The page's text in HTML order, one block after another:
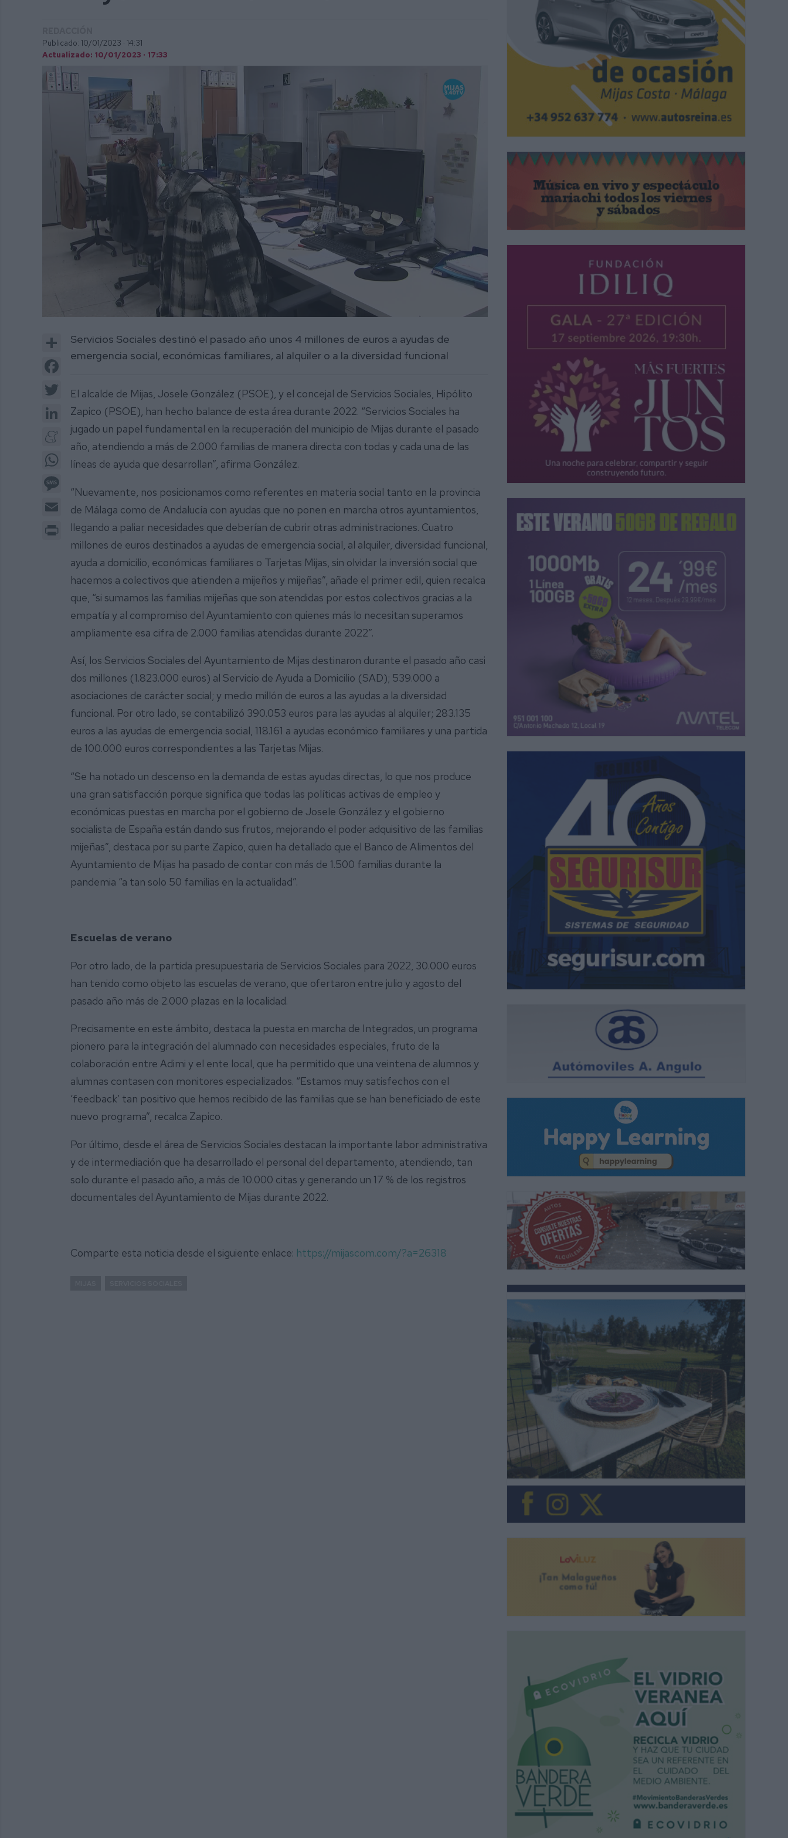
Publicado: 10/01/2023 · 14:31
Actualizado: 10/01/2023 · 17:33
3
minutes,
seconds
Share
Facebook
LinkedIn
Meneame
WhatsApp
Print
Servicios Sociales destinó el pasado año unos 4 millones de euros a ayudas de
emergencia social, económicas familiares, al alquiler o a la diversidad funcional
El alcalde de Mijas, Josele González (PSOE), y el concejal de Servicios Sociales, Hipólito
Zapico (PSOE), han hecho balance de esta área durante 2022. “Servicios Sociales ha
jugado un papel fundamental en la recuperación del municipio de Mijas durante el pasado
año, atendiendo a más de 2.000 familias de manera directa con todas y cada una de las
líneas de ayuda que desarrollan”, afirma González.
“Nuevamente, nos posicionamos como referentes en materia social tanto en la provincia
de Málaga como de Andalucía con ayudas que no ponen en marcha otros ayuntamientos,
llegando a paliar necesidades que deberían de cubrir otras administraciones. Cuatro
millones de euros destinados a ayudas de emergencia social, al alquiler, diversidad funcional,
ayuda a domicilio, económicas familiares o Tarjetas Mijas, sin olvidar la inversión social que
hacemos a colectivos que atienden a mijeños y mijeñas”, añade el primer edil, quien recalca
que, “si sumamos las familias mijeñas que son atendidas por estos colectivos gracias a la
empatía y al compromiso del Ayuntamiento con quienes más lo necesitan superamos
ampliamente esa cifra de 2.000 familias atendidas durante 2022”.
Así, los Servicios Sociales del Ayuntamiento de Mijas destinaron durante el pasado año casi
dos millones (1.823.000 euros) al Servicio de Ayuda a Domicilio (SAD); 539.000 a
asociaciones de carácter social; y medio millón de euros a las ayudas a la diversidad
funcional. Por otro lado, se contabilizó 390.053 euros para las ayudas al alquiler; 283.135
euros a las ayudas de emergencia social, 118.161 a ayudas económico familiares y una partida
de 100.000 euros correspondientes a las Tarjetas Mijas.
“Se ha notado un descenso en la demanda de estas ayudas directas, lo que nos produce
una gran satisfacción porque significa que todas las políticas activas de empleo y
económicas puestas en marcha por el gobierno de Josele González y el gobierno
socialista de España están dando sus frutos, mejorando el poder adquisitivo de las familias
mijeñas”, destaca por su parte Zapico, quien ha detallado que el Banco de Alimentos del
Ayuntamiento de Mijas ha pasado de contar con más de 1.500 familias durante la
pandemia “a tan solo 50 familias en la actualidad”.
Escuelas de verano
Por otro lado, de la partida presupuestaria de Servicios Sociales para 2022, 30.000 euros
han tenido como objeto las escuelas de verano, que ofertaron entre julio y agosto del
pasado año más de 2.000 plazas en la localidad.
Precisamente en este ámbito, destaca la puesta en marcha de Integrados, un programa
pionero para la integración del alumnado con necesidades especiales, fruto de la
colaboración entre Adimi y el ente local, que ha permitido que una veintena de alumnos y
alumnas contasen con monitores especializados. “Estamos muy satisfechos con el
‘feedback’ tan positivo que hemos recibido de las familias que se han beneficiado de este
nuevo programa”, recalca Zapico.
Por último, desde el área de Servicios Sociales destacan la importante labor administrativa
y de intermediación que ha desarrollado el personal del departamento, atendiendo, tan
solo durante el pasado año, a más de 10.000 citas y generando un 17 % de los registros
documentales del Ayuntamiento de Mijas durante 2022.
Comparte esta noticia desde el siguiente enlace: https://mijascom.com/?a=26318